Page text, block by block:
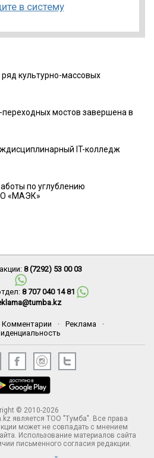
в систему
ряд культурно-массовых
мостов завершена в
IT-колледж
по углублению
«МАЭК»
8 (7292) 53 00 03
8 707 040 14 81
Комментарии · Реклама
·
© 2010-2026
является ТОО "Тумба". Все права
может не совпадать с мнением
Использование материалов сайта
письменного согласия редакции.